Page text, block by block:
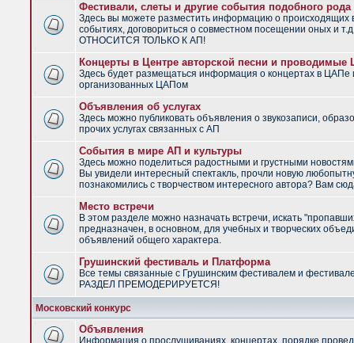
Фестивали, слеты и другие события подобного рода
Здесь вы можете разместить информацию о
событиях, договориться о совместном посещении оных и
ОТНОСИТСЯ ТОЛЬКО К АП!
Концерты в Центре авторской песни и
Здесь будет размещаться информация о концертах в ЦАПе
организованных ЦАПом
Объявления об услугах
Здесь можно публиковать объявления о звукозаписи,
прочих услугах связанных с АП
События в мире АП и культуры
Здесь можно поделиться радостными и грустными
Вы увидели интересный спектакль, прочли новую
познакомились с творчеством интересного автора? Вам
Место встречи
В этом разделе можно назначать встречи, искать
предназначен, в основном, для учебных и творческих
объявлений общего характера.
Грушинский фестиваль и Платформа
Все темы связанные с Грушинским фестивалем и
РАЗДЕЛ ПРЕМОДЕРИРУЕТСЯ!
Московский конкурс
Объявления
Информация о прослушиваниях, концертах, порядке